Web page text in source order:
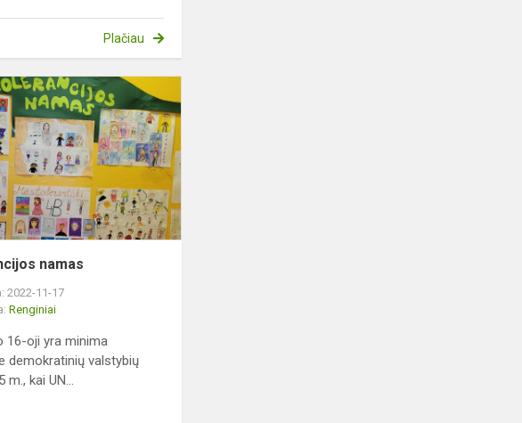
Plačiau
namas
namas
2022-11-17
Renginiai
16-oji yra minima
demokratinių valstybių
m., kai UN...